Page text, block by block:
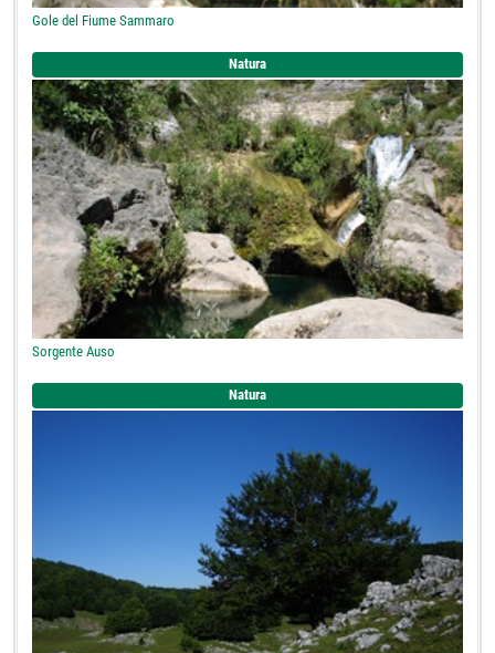
Gole del Fiume Sammaro
Natura
Sorgente Auso
Natura